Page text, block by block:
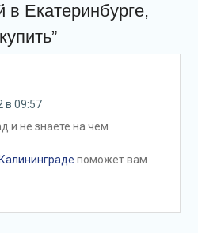
Екатеринбурге,
в 09:57
и не знаете на чем
поможет вам